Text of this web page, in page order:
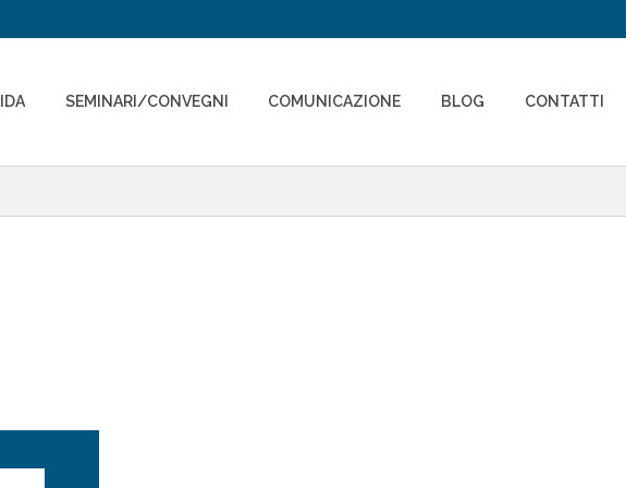
SEMINARI/CONVEGNI COMUNICAZIONE BLOG CONTATTI